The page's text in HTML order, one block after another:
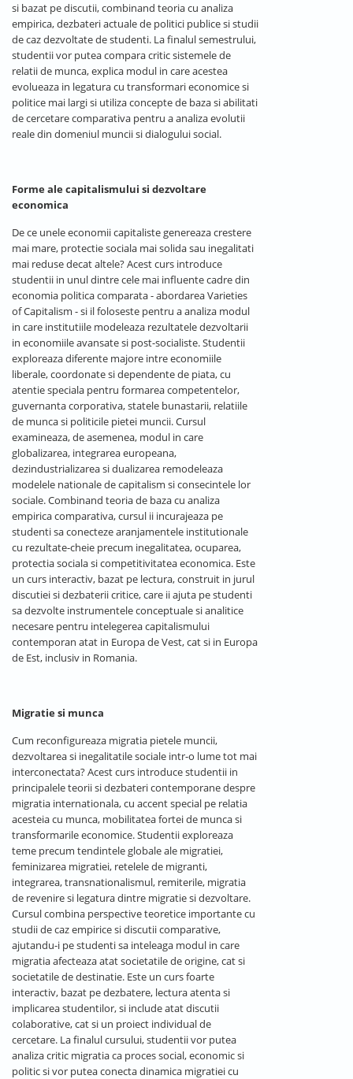
si bazat pe discutii, combinand teoria cu analiza
empirica, dezbateri actuale de politici publice si studii
de caz dezvoltate de studenti. La finalul semestrului,
studentii vor putea compara critic sistemele de
relatii de munca, explica modul in care acestea
evolueaza in legatura cu transformari economice si
politice mai largi si utiliza concepte de baza si abilitati
de cercetare comparativa pentru a analiza evolutii
reale din domeniul muncii si dialogului social.
Forme ale capitalismului si dezvoltare
economica
De ce unele economii capitaliste genereaza crestere
mai mare, protectie sociala mai solida sau inegalitati
mai reduse decat altele? Acest curs introduce
studentii in unul dintre cele mai influente cadre din
economia politica comparata - abordarea Varieties
of Capitalism - si il foloseste pentru a analiza modul
in care institutiile modeleaza rezultatele dezvoltarii
in economiile avansate si post-socialiste. Studentii
exploreaza diferente majore intre economiile
liberale, coordonate si dependente de piata, cu
atentie speciala pentru formarea competentelor,
guvernanta corporativa, statele bunastarii, relatiile
de munca si politicile pietei muncii. Cursul
examineaza, de asemenea, modul in care
globalizarea, integrarea europeana,
dezindustrializarea si dualizarea remodeleaza
modelele nationale de capitalism si consecintele lor
sociale. Combinand teoria de baza cu analiza
empirica comparativa, cursul ii incurajeaza pe
studenti sa conecteze aranjamentele institutionale
cu rezultate-cheie precum inegalitatea, ocuparea,
protectia sociala si competitivitatea economica. Este
un curs interactiv, bazat pe lectura, construit in jurul
discutiei si dezbaterii critice, care ii ajuta pe studenti
sa dezvolte instrumentele conceptuale si analitice
necesare pentru intelegerea capitalismului
contemporan atat in Europa de Vest, cat si in Europa
de Est, inclusiv in Romania.
Migratie si munca
Cum reconfigureaza migratia pietele muncii,
dezvoltarea si inegalitatile sociale intr-o lume tot mai
interconectata? Acest curs introduce studentii in
principalele teorii si dezbateri contemporane despre
migratia internationala, cu accent special pe relatia
acesteia cu munca, mobilitatea fortei de munca si
transformarile economice. Studentii exploreaza
teme precum tendintele globale ale migratiei,
feminizarea migratiei, retelele de migranti,
integrarea, transnationalismul, remiterile, migratia
de revenire si legatura dintre migratie si dezvoltare.
Cursul combina perspective teoretice importante cu
studii de caz empirice si discutii comparative,
ajutandu-i pe studenti sa inteleaga modul in care
migratia afecteaza atat societatile de origine, cat si
societatile de destinatie. Este un curs foarte
interactiv, bazat pe dezbatere, lectura atenta si
implicarea studentilor, si include atat discutii
colaborative, cat si un proiect individual de
cercetare. La finalul cursului, studentii vor putea
analiza critic migratia ca proces social, economic si
politic si vor putea conecta dinamica migratiei cu